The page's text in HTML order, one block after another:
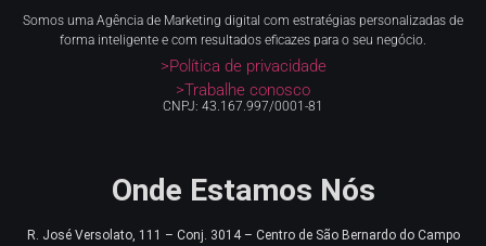
Somos uma Agência de Marketing digital com estratégias personalizadas de
forma inteligente e com resultados eficazes para o seu negócio.
>Política de privacidade
>Trabalhe conosco
CNPJ: 43.167.997/0001-81
Onde Estamos Nós
R. José Versolato, 111 – Conj. 3014 – Centro de São Bernardo do Campo